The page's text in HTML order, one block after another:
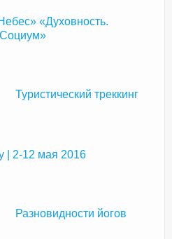
«Духовность.
Туристический треккинг
| 2-12 мая 2016
Разновидности йогов